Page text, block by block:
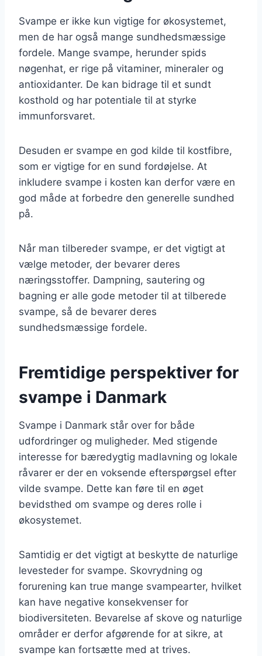
Svampe er ikke kun vigtige for økosystemet,
men de har også mange sundhedsmæssige
fordele. Mange svampe, herunder spids
nøgenhat, er rige på vitaminer, mineraler og
antioxidanter. De kan bidrage til et sundt
kosthold og har potentiale til at styrke
immunforsvaret.
Desuden er svampe en god kilde til kostfibre,
som er vigtige for en sund fordøjelse. At
inkludere svampe i kosten kan derfor være en
god måde at forbedre den generelle sundhed
på.
Når man tilbereder svampe, er det vigtigt at
vælge metoder, der bevarer deres
næringsstoffer. Dampning, sautering og
bagning er alle gode metoder til at tilberede
svampe, så de bevarer deres
sundhedsmæssige fordele.
Fremtidige perspektiver for
svampe i Danmark
Svampe i Danmark står over for både
udfordringer og muligheder. Med stigende
interesse for bæredygtig madlavning og lokale
råvarer er der en voksende efterspørgsel efter
vilde svampe. Dette kan føre til en øget
bevidsthed om svampe og deres rolle i
økosystemet.
Samtidig er det vigtigt at beskytte de naturlige
levesteder for svampe. Skovrydning og
forurening kan true mange svampearter, hvilket
kan have negative konsekvenser for
biodiversiteten. Bevarelse af skove og naturlige
områder er derfor afgørende for at sikre, at
svampe kan fortsætte med at trives.